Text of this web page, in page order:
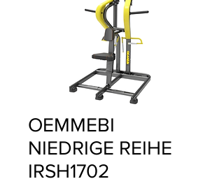
OEMMEBI
NIEDRIGE REIHE
IRSH1702